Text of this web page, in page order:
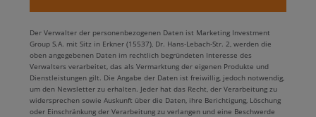
Der Verwalter der personenbezogenen Daten ist Marketing Investment
Group S.A. mit Sitz in Erkner (15537), Dr. Hans-Lebach-Str. 2, werden die
oben angegebenen Daten im rechtlich begründeten Interesse des
Verwalters verarbeitet, das als Vermarktung der eigenen Produkte und
Dienstleistungen gilt. Die Angabe der Daten ist freiwillig, jedoch notwendig,
um den Newsletter zu erhalten. Jeder hat das Recht, der Verarbeitung zu
widersprechen sowie Auskunft über die Daten, ihre Berichtigung, Löschung
oder Einschränkung der Verarbeitung zu verlangen und eine Beschwerde